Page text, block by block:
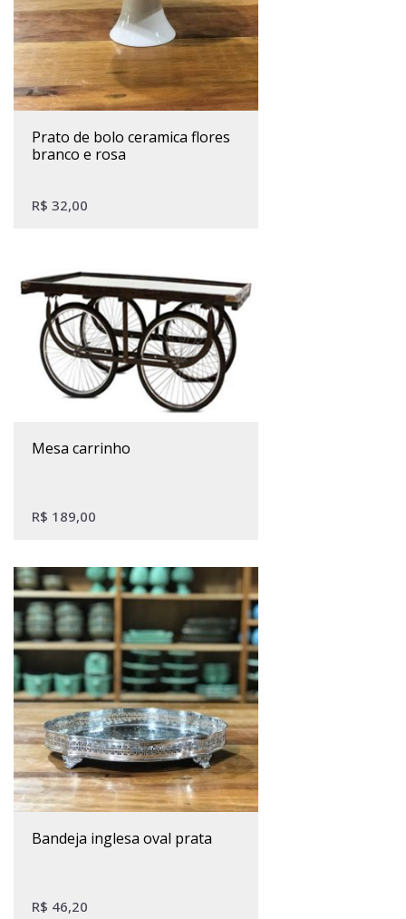
prato de bolo ceramica flores
branco e rosa
R$ 32,00
mesa carrinho
R$ 189,00
bandeja inglesa oval prata
R$ 46,20